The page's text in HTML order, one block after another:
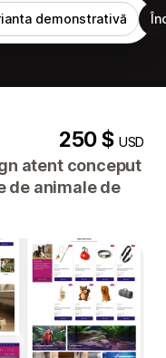
demonstrativă
250 $USD
atent conceput
de animale de